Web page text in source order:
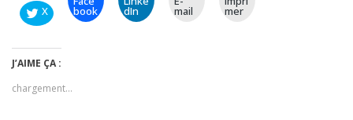
X book dIn mail mer
J’AIME ÇA :
chargement…